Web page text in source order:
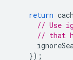
return
// Use
// that
});